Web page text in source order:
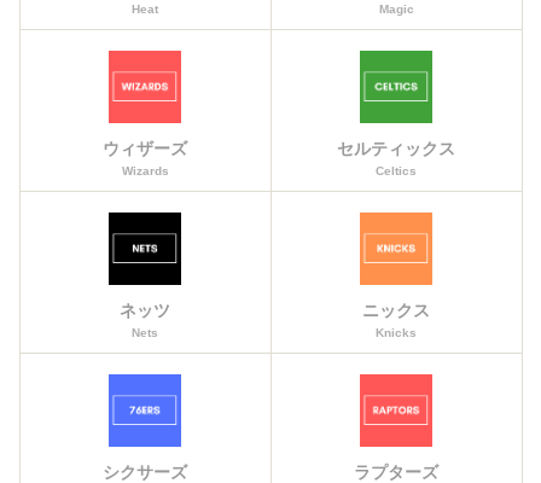
Heat Magic
ウィザーズ
Wizards
セルティックス
Celtics
ネッツ
Nets
ニックス
Knicks
シクサーズ ラプターズ